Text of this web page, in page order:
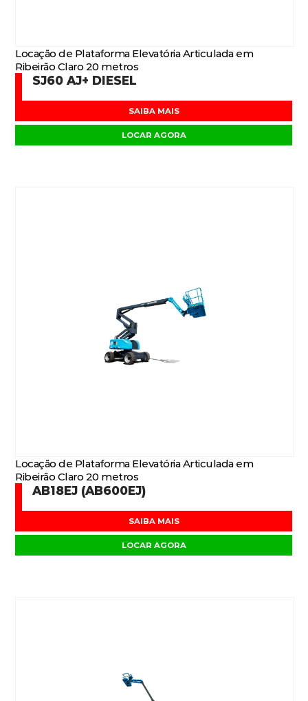
Locação de Plataforma Elevatória Articulada em
Ribeirão Claro 20 metros
SJ60 AJ+ DIESEL
SAIBA MAIS
LOCAR AGORA
Locação de Plataforma Elevatória Articulada em
Ribeirão Claro 20 metros
AB18EJ (AB600EJ)
SAIBA MAIS
LOCAR AGORA